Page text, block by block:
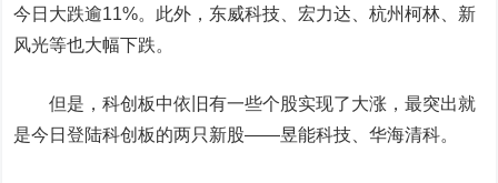
今日大跌逾11%。此外， 东威科技 宏力达 、杭州柯林
新
风光等也大幅下跌。
但是，科创板中依旧有一些个股实现了大涨，最突出就
是今日登陆科创板的两只新股——昱能科技 、华海清科。